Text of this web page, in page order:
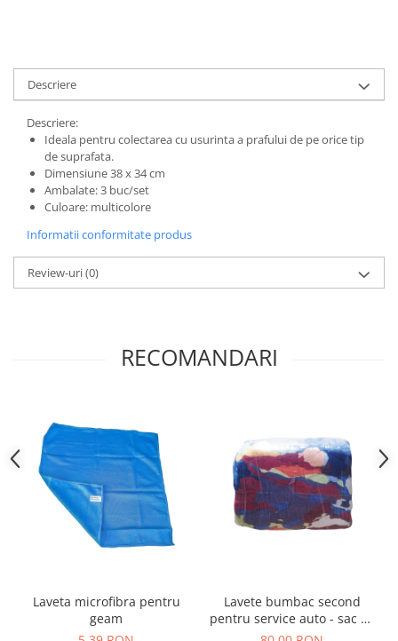
Descriere
Descriere:
Ideala pentru colectarea cu usurinta a prafului de pe orice tip
de suprafata.
Dimensiune 38 x 34 cm
Ambalate: 3 buc/set
Culoare: multicolore
Informatii conformitate produs
Review-uri(0)
RECOMANDARI
Laveta microfibra pentru
geam
Lavete bumbac second
pentru service auto - sac 10
kg